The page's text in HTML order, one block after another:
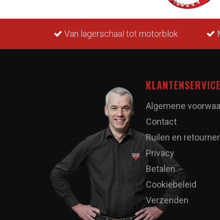
Van lagerschaal tot motorblok.
Algemene
Contact
Ruilen en
Privacy
Betalen
Cookiebeleid
Verzenden